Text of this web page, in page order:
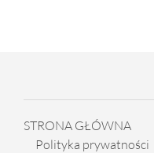
STRONA GŁÓWNA
Polityka prywatności